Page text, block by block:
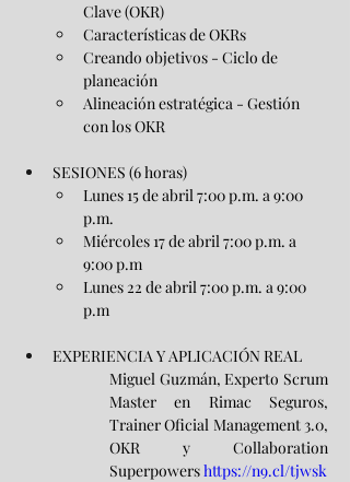
Clave (OKR)
Características de OKRs
Creando objetivos - Ciclo de
planeación
Alineación estratégica - Gestión
con los OKR
SESIONES (6 horas)
Lunes 15 de abril 7:00 p.m. a 9:00
p.m.
Miércoles 17 de abril 7:00 p.m. a
9:00 p.m
Lunes 22 de abril 7:00 p.m. a 9:00
p.m
EXPERIENCIA Y APLICACIÓN REAL
Miguel Guzmán, Experto Scrum
Master en Rimac Seguros,
Trainer Oficial Management 3.0,
OKR y Collaboration
Superpowers https://n9.cl/tjwsk